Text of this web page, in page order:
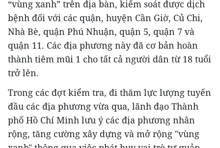
“vùng xanh” trên địa bàn, kiểm soát được dịch
bệnh đối với các quận, huyện Cần Giờ, Củ Chi,
Nhà Bè, quận Phú Nhuận, quận 5, quận 7 và
quận 11. Các địa phương này đã cơ bản hoàn
thành tiêm mũi 1 cho tất cả người dân từ 18 tuổi
trở lên.
Trong các đợt kiểm tra, đi thăm lực lượng tuyến
đầu các địa phương vừa qua, lãnh đạo Thành
phố Hồ Chí Minh lưu ý các địa phương nhân
rộng, tăng cường xây dựng và mở rộng "vùng